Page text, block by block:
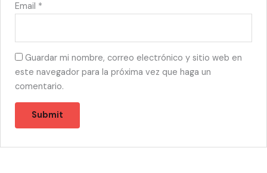
Email *
Guardar mi nombre, correo electrónico y sitio web en
este navegador para la próxima vez que haga un
comentario.